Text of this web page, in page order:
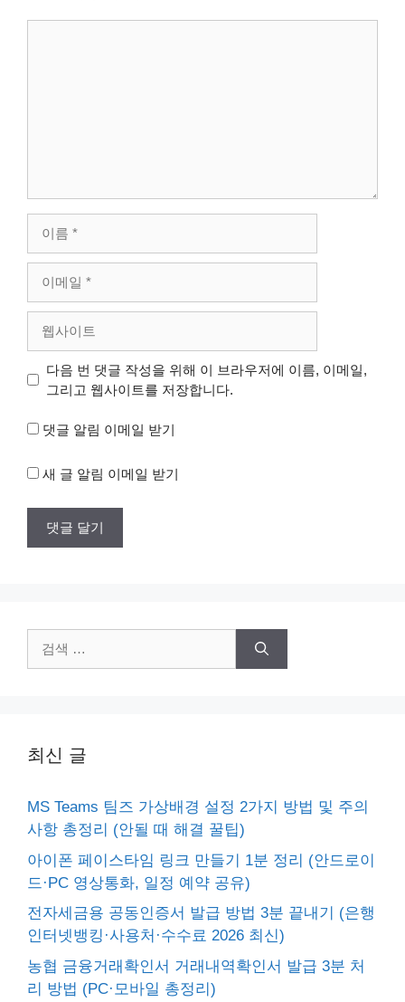
일
트
다음 번 댓글 작성을 위해 이 브라우저에 이름, 이메일,
그리고 웹사이트를 저장합니다.
댓글 알림 이메일 받기
새 글 알림 이메일 받기
최신 글
MS Teams 팀즈 가상배경 설정 2가지 방법 및 주의
사항 총정리 (안될 때 해결 꿀팁)
아이폰 페이스타임 링크 만들기 1분 정리 (안드로이
드·PC 영상통화, 일정 예약 공유)
전자세금용 공동인증서 발급 방법 3분 끝내기 (은행
인터넷뱅킹·사용처·수수료 2026 최신)
농협 금융거래확인서 거래내역확인서 발급 3분 처
리 방법 (PC·모바일 총정리)